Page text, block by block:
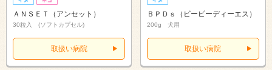
ＡＮＳＥＴ（アンセット）
30粒入 (ソフトカプセル)
取扱い病院
ＢＰＤｓ（ビーピーディーエス）
200g 犬用
取扱い病院